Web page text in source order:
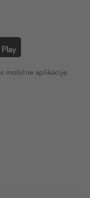
mobilne aplikacije.